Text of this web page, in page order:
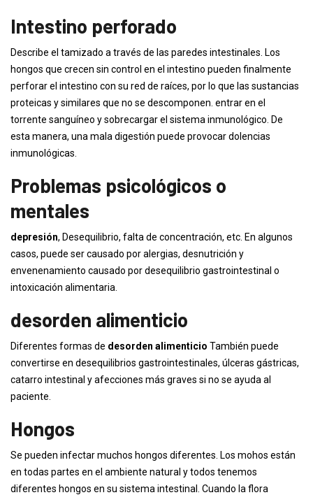
Intestino perforado
Describe el tamizado a través de las paredes intestinales. Los
hongos que crecen sin control en el intestino pueden finalmente
perforar el intestino con su red de raíces, por lo que las sustancias
proteicas y similares que no se descomponen. entrar en el
torrente sanguíneo y sobrecargar el sistema inmunológico. De
esta manera, una mala digestión puede provocar dolencias
inmunológicas.
Problemas psicológicos o
mentales
depresión, Desequilibrio, falta de concentración, etc. En algunos
casos, puede ser causado por alergias, desnutrición y
envenenamiento causado por desequilibrio gastrointestinal o
intoxicación alimentaria.
desorden alimenticio
Diferentes formas de desorden alimenticio También puede
convertirse en desequilibrios gastrointestinales, úlceras gástricas,
catarro intestinal y afecciones más graves si no se ayuda al
paciente.
Hongos
Se pueden infectar muchos hongos diferentes. Los mohos están
en todas partes en el ambiente natural y todos tenemos
diferentes hongos en su sistema intestinal. Cuando la flora